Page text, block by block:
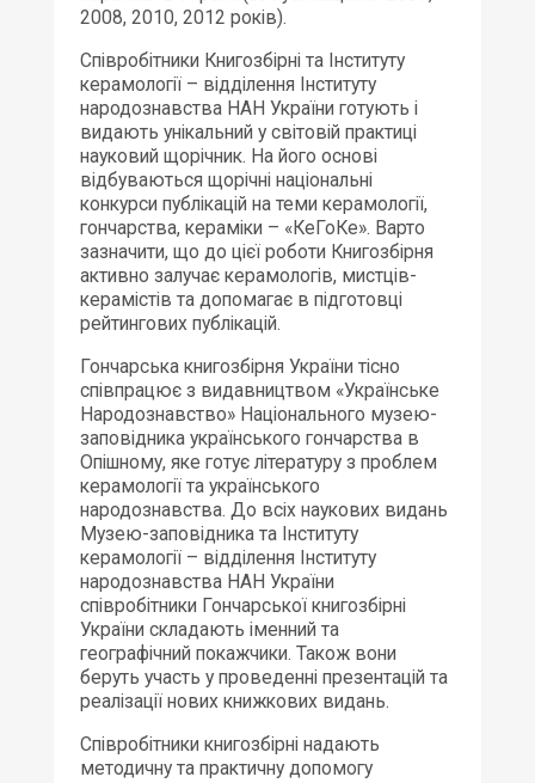
2008, 2010, 2012 років).
Співробітники Книгозбірні та Інституту
керамології – відділення Інституту
народознавства НАН України готують і
видають унікальний у світовій практиці
науковий щорічник. На його основі
відбуваються щорічні національні
конкурси публікацій на теми керамології,
гончарства, кераміки – «КеГоКе». Варто
зазначити, що до цієї роботи Книгозбірня
активно залучає керамологів, мистців-
керамістів та допомагає в підготовці
рейтингових публікацій.
Гончарська книгозбірня України тісно
співпрацює з видавництвом «Українське
Народознавство» Національного музею-
заповідника українського гончарства в
Опішному, яке готує літературу з проблем
керамології та українського
народознавства. До всіх наукових видань
Музею-заповідника та Інституту
керамології – відділення Інституту
народознавства НАН України
співробітники Гончарської книгозбірні
України складають іменний та
географічний покажчики. Також вони
беруть участь у проведенні презентацій та
реалізації нових книжкових видань.
Співробітники книгозбірні надають
методичну та практичну допомогу